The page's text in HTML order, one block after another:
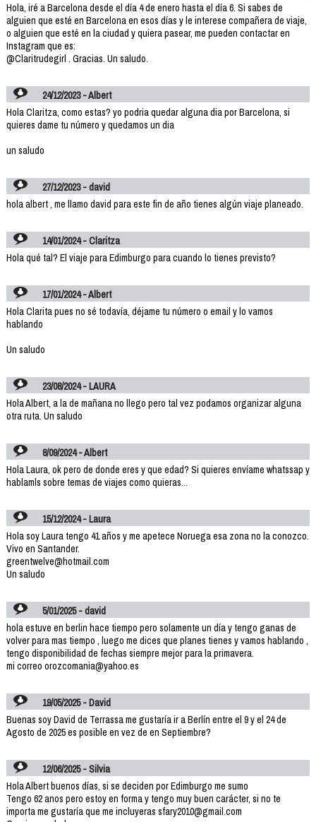
Hola, iré a Barcelona desde el día 4 de enero hasta el día 6. Si sabes de
alguien que esté en Barcelona en esos días y le interese compañera de viaje,
o alguien que esté en la ciudad y quiera pasear, me pueden contactar en
Instagram que es:
@Claritrudegirl . Gracias. Un saludo.
24/12/2023 - Albert
Hola Claritza, como estas? yo podria quedar alguna dia por Barcelona, si
quieres dame tu número y quedamos un dia
un saludo
27/12/2023 - david
hola albert , me llamo david para este fin de año tienes algún viaje planeado.
14/01/2024 - Claritza
Hola qué tal? El viaje para Edimburgo para cuando lo tienes previsto?
17/01/2024 - Albert
Hola Clarita pues no sé todavía, déjame tu número o email y lo vamos
hablando
Un saludo
23/08/2024 - LAURA
Hola Albert, a la de mañana no llego pero tal vez podamos organizar alguna
otra ruta. Un saludo
8/09/2024 - Albert
Hola Laura, ok pero de donde eres y que edad? Si quieres envíame whatssap y
hablamls sobre temas de viajes como quieras...
15/12/2024 - Laura
Hola soy Laura tengo 41 años y me apetece Noruega esa zona no la conozco.
Vivo en Santander.
greentwelve@hotmail.com
Un saludo
5/01/2025 - david
hola estuve en berlin hace tiempo pero solamente un día y tengo ganas de
volver para mas tiempo , luego me dices que planes tienes y vamos hablando ,
tengo disponibilidad de fechas siempre mejor para la primavera.
mi correo orozcomania@yahoo.es
19/05/2025 - David
Buenas soy David de Terrassa me gustaría ir a Berlín entre el 9 y el 24 de
Agosto de 2025 es posible en vez de en Septiembre?
12/06/2025 - Silvia
Hola Albert buenos días, si se deciden por Edimburgo me sumo
Tengo 62 anos pero estoy en forma y tengo muy buen carácter, si no te
importa me gustaría que me incluyeras sfary2010@gmail.com